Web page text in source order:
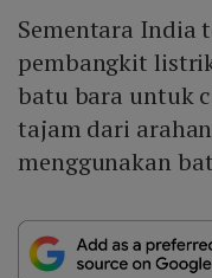
Sementara India
pembangkit
batu bara untuk
tajam dari
menggunakan